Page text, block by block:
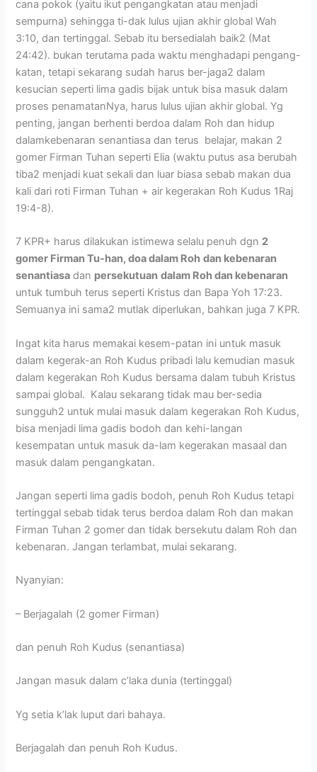
cana pokok (yaitu ikut pengangkatan atau menjadi
sempurna) sehingga ti-dak lulus ujian akhir global Wah
3:10, dan tertinggal. Sebab itu bersedialah baik2 (Mat
24:42). bukan terutama pada waktu menghadapi pengang-
katan, tetapi sekarang sudah harus ber-jaga2 dalam
kesucian seperti lima gadis bijak untuk bisa masuk dalam
proses penamatanNya, harus lulus ujian akhir global. Yg
penting, jangan berhenti berdoa dalam Roh dan hidup
dalamkebenaran senantiasa dan terus belajar, makan 2
gomer Firman Tuhan seperti Elia (waktu putus asa berubah
tiba2 menjadi kuat sekali dan luar biasa sebab makan dua
kali dari roti Firman Tuhan + air kegerakan Roh Kudus 1Raj
19:4-8).
7 KPR+ harus dilakukan istimewa selalu penuh dgn 2
gomer Firman Tu-han, doa dalam Roh dan kebenaran
senantiasa dan persekutuan dalam Roh dan kebenaran
untuk tumbuh terus seperti Kristus dan Bapa Yoh 17:23.
Semuanya ini sama2 mutlak diperlukan, bahkan juga 7 KPR.
Ingat kita harus memakai kesem-patan ini untuk masuk
dalam kegerak-an Roh Kudus pribadi lalu kemudian masuk
dalam kegerakan Roh Kudus bersama dalam tubuh Kristus
sampai global. Kalau sekarang tidak mau ber-sedia
sungguh2 untuk mulai masuk dalam kegerakan Roh Kudus,
bisa menjadi lima gadis bodoh dan kehi-langan
kesempatan untuk masuk da-lam kegerakan masaal dan
masuk dalam pengangkatan.
Jangan seperti lima gadis bodoh, penuh Roh Kudus tetapi
tertinggal sebab tidak terus berdoa dalam Roh dan makan
Firman Tuhan 2 gomer dan tidak bersekutu dalam Roh dan
kebenaran. Jangan terlambat, mulai sekarang.
Nyanyian:
– Berjagalah (2 gomer Firman)
dan penuh Roh Kudus (senantiasa)
Jangan masuk dalam c’laka dunia (tertinggal)
Yg setia k’lak luput dari bahaya.
Berjagalah dan penuh Roh Kudus.